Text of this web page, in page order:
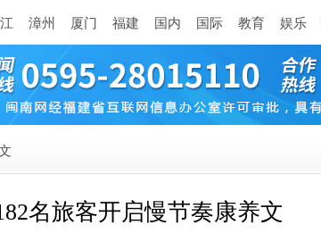
漳州 厦门 福建 国内 国际 教育 娱乐
名旅客开启慢节奏康养文